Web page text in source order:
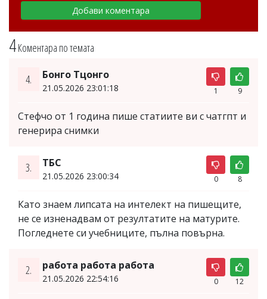
4Коментара по темата
4. Бонго Тцонго
21.05.2026 23:01:18 1 9
Стефчо от 1 година пише статиите ви с чатгпт и
генерира снимки
3. ТБС
21.05.2026 23:00:34 0 8
Като знаем липсата на интелект на пишещите,
не се изненадвам от резултатите на матурите.
Погледнете си учебниците, пълна повърна.
2. работа работа работа
21.05.2026 22:54:16 0 12